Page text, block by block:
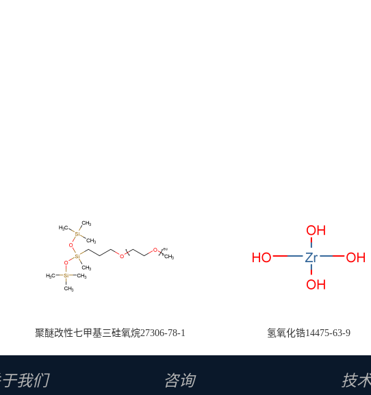
聚醚改性七甲基三硅氧烷27306-78-1 氢氧化锆14475-63-9
我们 咨询 技